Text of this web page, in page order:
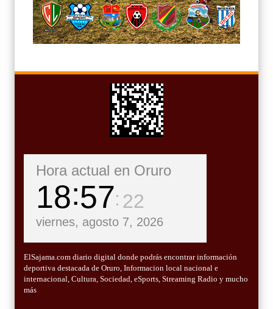
Hora actual en Oruro
18 57 23
viernes, agosto 7, 2026
ElSajama.com diario digital donde podrás encontrar información
deportiva destacada de Oruro, Informacion local nacional e
internacional, Cultura, Sociedad, eSports, Streaming Radio y mucho
más